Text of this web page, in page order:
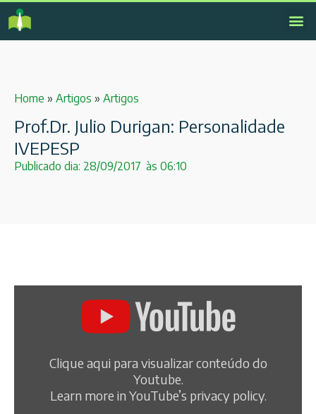
Home » Artigos » Artigos
Prof.Dr. Julio Durigan: Personalidade
IVEPESP
Publicado dia: 28/09/2017 às 06:10
Clique aqui para visualizar conteúdo do
Youtube.
Learn more in YouTube’s privacy policy.